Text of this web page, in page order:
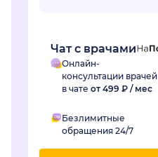
Чат с врачами
Онлайн-
консультации врачей
в чате от 499 ₽ / мес
Безлимитные
обращения 24/7